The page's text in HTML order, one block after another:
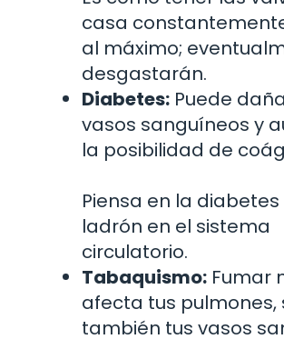
casa
al máximo;
desgastarán.
Diabetes: Puede
vasos sanguíneos y
la posibilidad de
Piensa en la
ladrón en el sistema
circulatorio.
Tabaquismo: Fumar
afecta tus pulmones,
también tus vasos